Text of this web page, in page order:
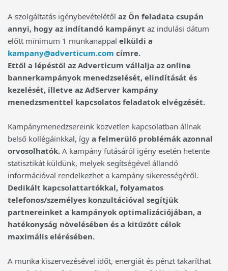
A szolgáltatás igénybevételétől az Ön feladata csupán
annyi, hogy az indítandó kampányt az indulási dátum
előtt minimum 1 munkanappal elküldi a
kampany@adverticum.com címre.
Ettől a lépéstől az Adverticum vállalja az online
bannerkampányok menedzselését, elindítását és
kezelését, illetve az AdServer kampány
menedzsmenttel kapcsolatos feladatok elvégzését.
Kampánymenedzsereink közvetlen kapcsolatban állnak
belső kollégáinkkal, így a felmerülő problémák azonnal
orvosolhatók. A kampány futásáról igény esetén hetente
statisztikát küldünk, melyek segítségével állandó
információval rendelkezhet a kampány sikerességéről.
Dedikált kapcsolattartókkal, folyamatos
telefonos/személyes konzultációval segítjük
partnereinket a kampányok optimalizációjában, a
hatékonyság növelésében és a kitűzött célok
maximális elérésében.
A munka kiszervezésével időt, energiát és pénzt takaríthat